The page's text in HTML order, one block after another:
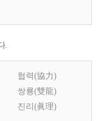
.
협력(協力)
쌍룡(雙龍)
진리(眞理)